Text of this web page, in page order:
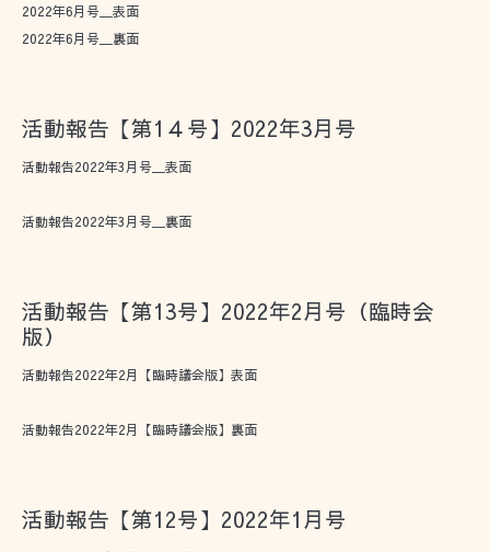
2022年6月号＿表面
2022年6月号＿裏面
活動報告【第1４号】2022年3月号
活動報告2022年3月号＿表面
活動報告2022年3月号＿裏面
活動報告【第13号】2022年2月号（臨時会
版）
活動報告2022年2月【臨時議会版】表面
活動報告2022年2月【臨時議会版】裏面
活動報告【第12号】2022年1月号